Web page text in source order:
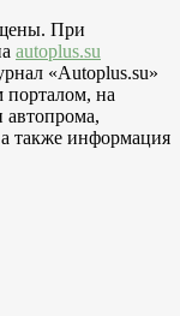
При
autoplus.su
«Autoplus.su»
порталом, на
автопрома,
также информация